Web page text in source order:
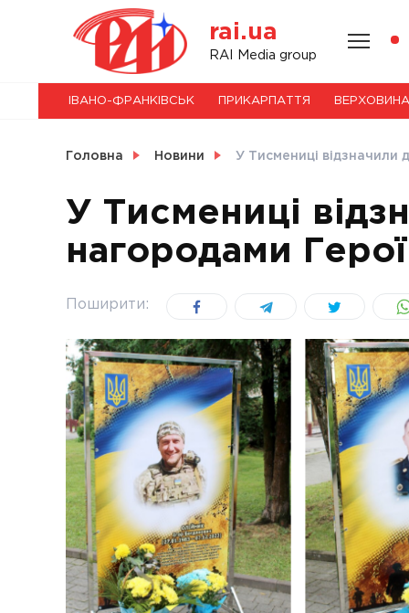
rai.ua
RAI Media group
НОВИНИ
СВІТ
УКРАЇНА
ІВАНО-ФРАНКІВСЬК ПРИКАРПАТТЯ ВЕРХОВИНА
Головна Новини У Тисмениці
У Тисмениці
нагородами
Поширити: